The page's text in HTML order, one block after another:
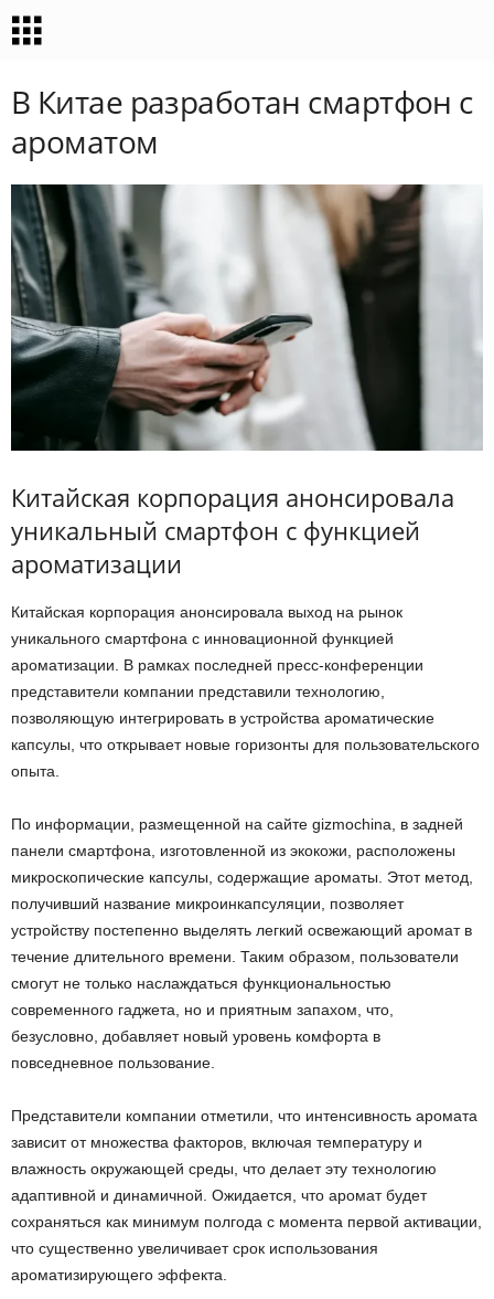
В Китае разработан смартфон с
ароматом
Китайская корпорация анонсировала
уникальный смартфон с функцией
ароматизации
Китайская корпорация анонсировала выход на рынок
уникального смартфона с инновационной функцией
ароматизации. В рамках последней пресс-конференции
представители компании представили технологию,
позволяющую интегрировать в устройства ароматические
капсулы, что открывает новые горизонты для пользовательского
опыта.
По информации, размещенной на сайте gizmochina, в задней
панели смартфона, изготовленной из экокожи, расположены
микроскопические капсулы, содержащие ароматы. Этот метод,
получивший название микроинкапсуляции, позволяет
устройству постепенно выделять легкий освежающий аромат в
течение длительного времени. Таким образом, пользователи
смогут не только наслаждаться функциональностью
современного гаджета, но и приятным запахом, что,
безусловно, добавляет новый уровень комфорта в
повседневное пользование.
Представители компании отметили, что интенсивность аромата
зависит от множества факторов, включая температуру и
влажность окружающей среды, что делает эту технологию
адаптивной и динамичной. Ожидается, что аромат будет
сохраняться как минимум полгода с момента первой активации,
что существенно увеличивает срок использования
ароматизирующего эффекта.